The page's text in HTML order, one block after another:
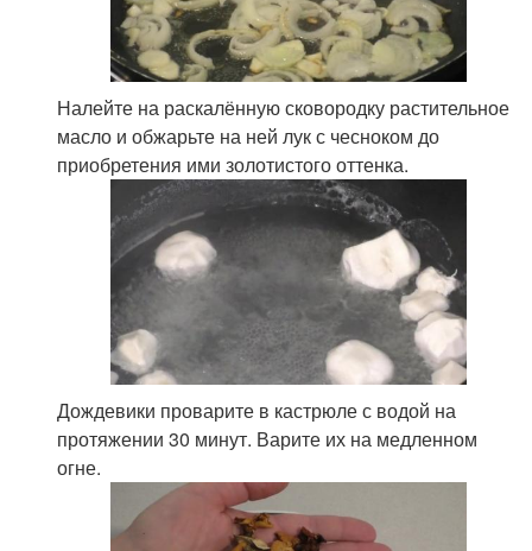
Налейте на раскалённую сковородку растительное
масло и обжарьте на ней лук с чесноком до
приобретения ими золотистого оттенка.
Дождевики проварите в кастрюле с водой на
протяжении 30 минут. Варите их на медленном
огне.